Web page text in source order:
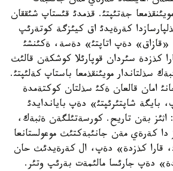
جةتئپتئ. قذمدئ قئستاپ شئققان
كةرةيدئ اق كيئزگة كوتةرئپ
دةپ اتاپتئ» دةسة، ةكئنشئ
كذزدة سئردان قوپارئلا كوشكةن قالئث
سذلتاندار مويئنقذمعا باستاپ كةلئپتئ.
امان قالعان ةكئ سذلتان كوكتةمدة
بايگة شاپتئرئپتئ» دةپ باياندايدئ
اثئز بةن تاريح. كورسةتئلگةن ةثبةك،
دا كةرةي مةن جانئبةكتئث موعولستانعا
قارا كذزدة» دةپ، ال كةرةيدئث حان
دةپ جارئسا مالئمةت بةرئپ وتئر.